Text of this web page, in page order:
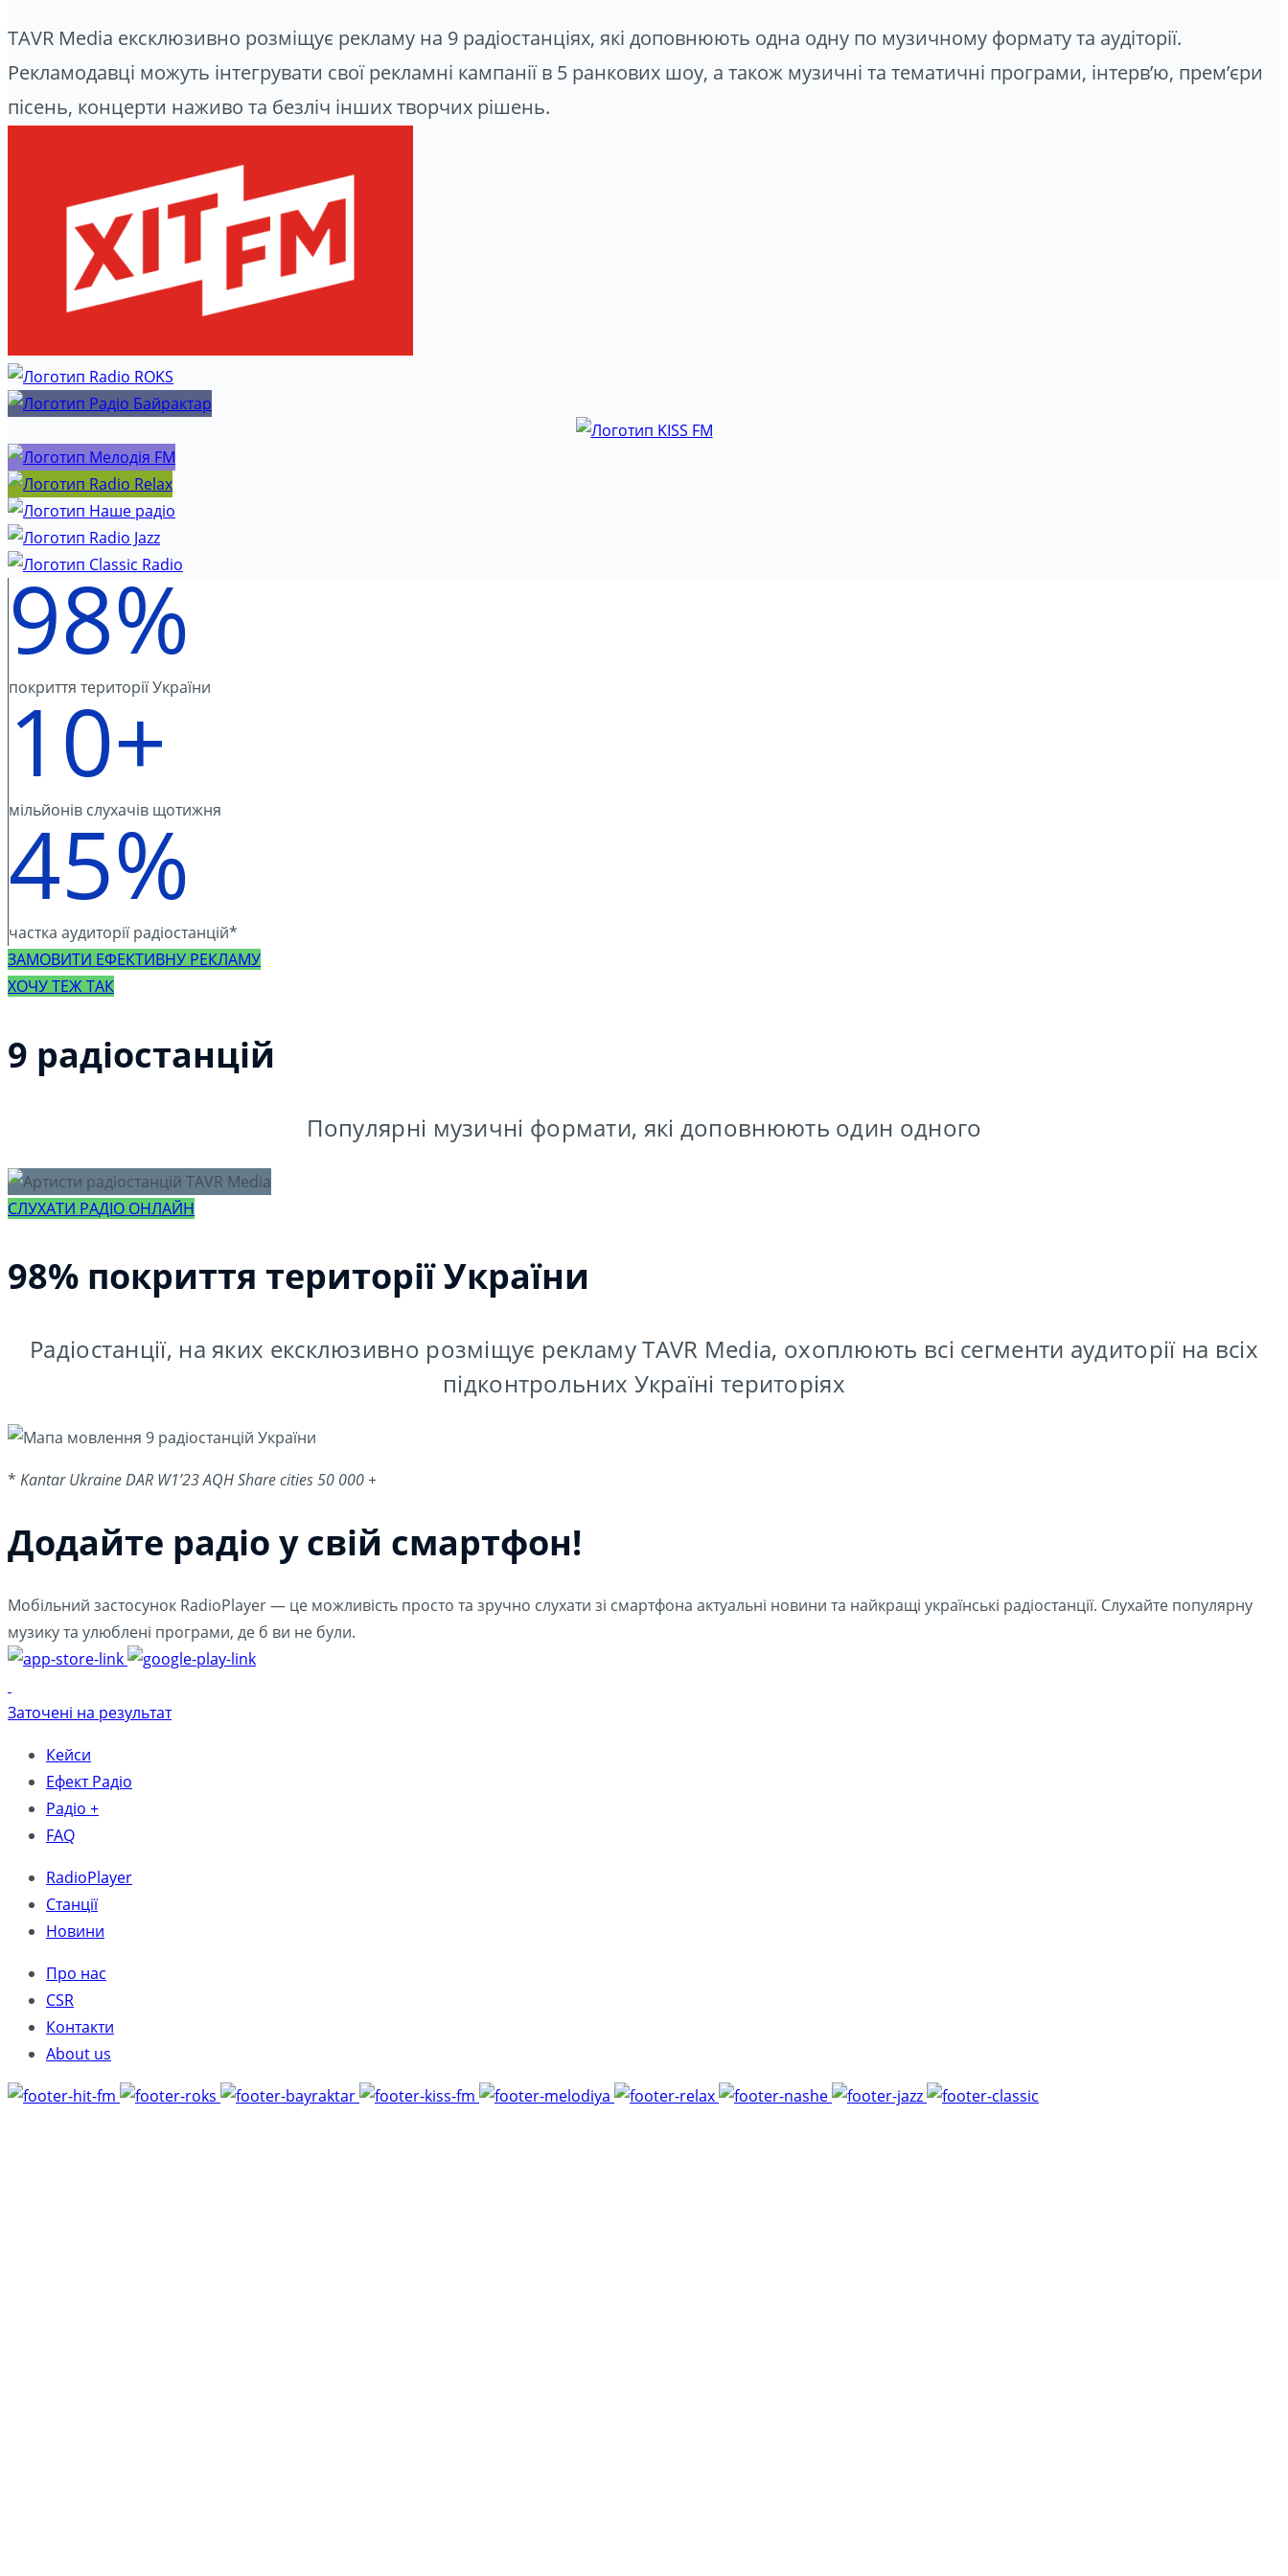
TAVR Media ексклюзивно розміщує рекламу на 9 радіостанціях, які доповнюють одна одну по музичному формату та аудіторії.
Рекламодавці можуть інтегрувати свої рекламні кампанії в 5 ранкових шоу, а також музичні та тематичні програми, інтерв’ю, прем’єри
пісень, концерти наживо та безліч інших творчих рішень.
98%
покриття території України
10+
мільйонів слухачів щотижня
45%
частка аудиторії радіостанцій*
ЗАМОВИТИ ЕФЕКТИВНУ РЕКЛАМУ
ХОЧУ ТЕЖ ТАК
9 радіостанцій
Популярні музичні формати, які доповнюють один одного
СЛУХАТИ РАДІО ОНЛАЙН
98% покриття території України
Радіостанції, на яких ексклюзивно розміщує рекламу TAVR Media, охоплюють всі сегменти аудиторії на всіх
підконтрольних Україні територіях
* Kantar Ukraine DAR W1’23 AQH Share cities 50 000 +
Додайте радіо у свій смартфон!
Мобільний застосунок RadioPlayer — це можливість просто та зручно слухати зі смартфона актуальні новини та найкращі українські радіостанції. Слухайте популярну
музику та улюблені програми, де б ви не були.
Заточені на результат
Кейси
Ефект Радіо
Радіо +
FAQ
RadioPlayer
Станції
Новини
Про нас
CSR
Контакти
About us